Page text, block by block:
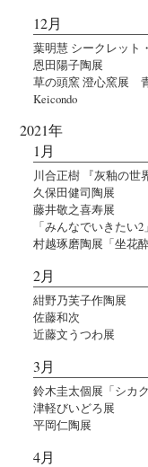
12月
葉明慧 シークレット
恩田陽子陶展
草の頭窯 澄心窯展
Keicondo
2021年
1月
川合正樹 『灰釉の世
久保田健司陶展
藤井敬之喜寿展
「みんなでいきたい2」
村越琢磨陶展「坐花酔
2月
紺野乃芙子作陶展
佐藤和次
近藤文うつわ展
3月
鈴木圭太個展「シカ
津軽びいどろ展
平岡仁陶展
4月